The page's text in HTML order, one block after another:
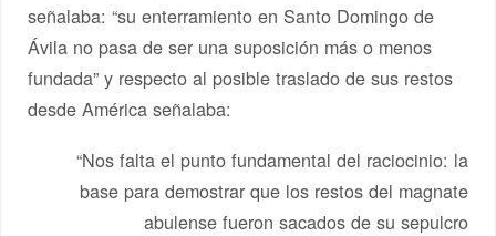
señalaba: “su enterramiento en Santo Domingo de
Ávila no pasa de ser una suposición más o menos
fundada” y respecto al posible traslado de sus restos
desde América señalaba:
“Nos falta el punto fundamental del raciocinio: la
base para demostrar que los restos del magnate
abulense fueron sacados de su sepulcro